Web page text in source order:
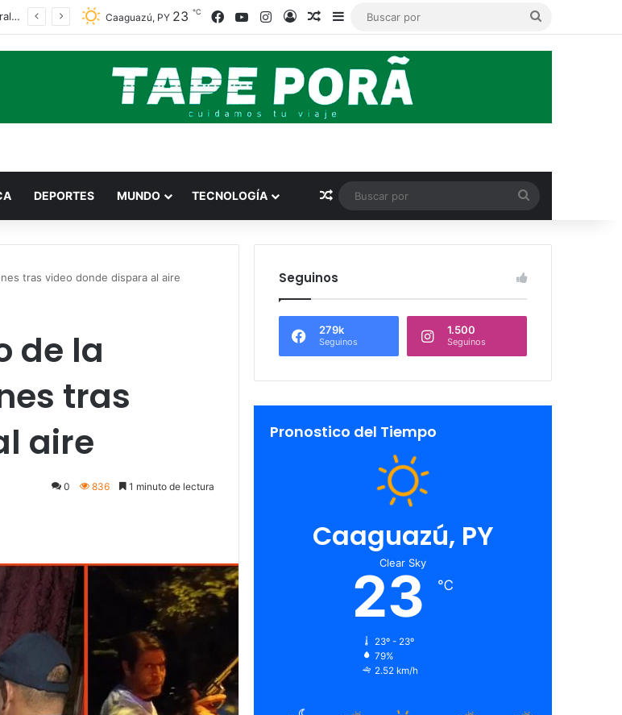
Indert impulsa la “Nueva Ruralidad” para garantizar la titulación de tierras a familias campesinas. Caaguazú, PY 23 ℃ Facebook
YouTubeInstagram
AccesoPublicación al azar
Barra lateral
DEPORTES MUNDO TECNOLOGÍA Publicación al azar
por
tras video donde dispara al aire
de la
tras
aire
0 836 1 minuto de lectura
Seguinos
279k
Seguinos
1.500
Seguinos
Pronostico del Tiempo
Caaguazú, PY
Clear Sky
23 ℃
23º - 23º
79%
2.52 km/h